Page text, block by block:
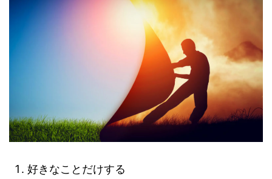
好きなことだけする